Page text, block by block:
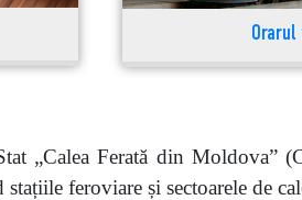
„Calea Ferată din Moldova”
feroviare și sectoarele de